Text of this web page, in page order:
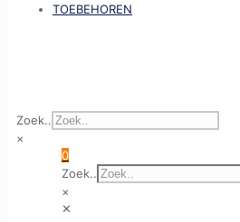
TOEBEHOREN
Zoek..
×
0
Zoek..
×
✕